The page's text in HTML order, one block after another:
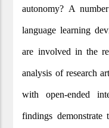
autonomy? A
language learning
are involved in the
analysis of research
with open-ended
findings